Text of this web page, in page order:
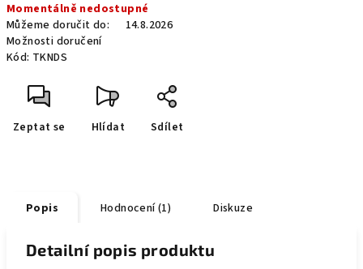
cena:
Momentálně nedostupné
Můžeme doručit do:
14.8.2026
Možnosti doručení
Kód: TKNDS
Zeptat se Hlídat Sdílet
Popis Hodnocení (1) Diskuze
Detailní popis produktu